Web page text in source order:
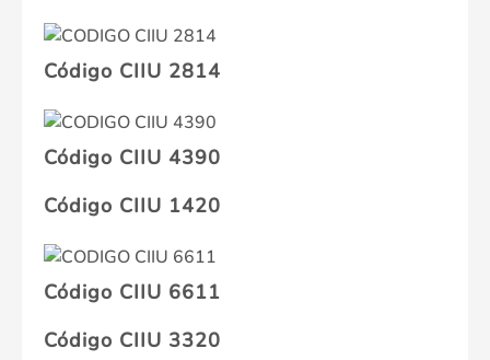
Código CIIU 2814
Código CIIU 4390
Código CIIU 1420
Código CIIU 6611
Código CIIU 3320